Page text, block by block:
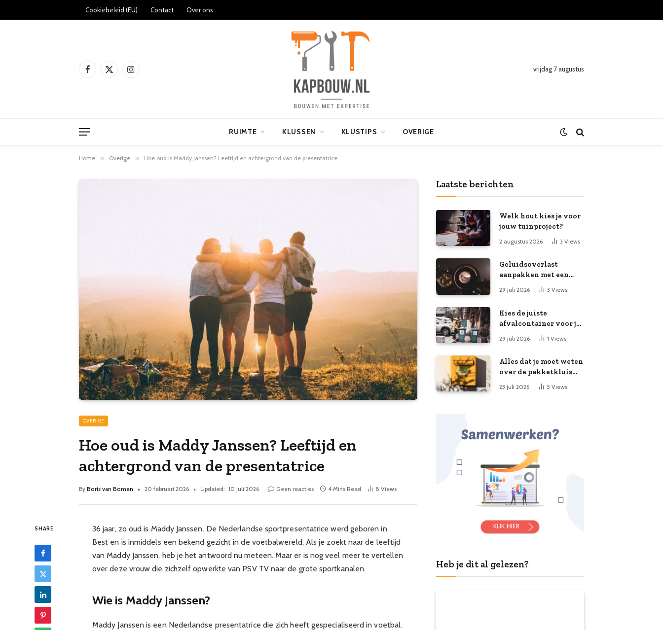
Cookiebeleid (EU) Contact Over ons
Facebook
X
Instagram vrijdag 7 augustus
RUIMTE KLUSSEN KLUSTIPS OVERIGE
Home » Overige » Hoe oud is Maddy Janssen? Leeftijd en achtergrond van de presentatrice
OVERIGE
Hoe oud is Maddy Janssen? Leeftijd en
achtergrond van de presentatrice
By Boris van Bomen 20 februari 2026 Updated: 10 juli 2026 Geen reacties 4 Mins Read 8 Views
SHARE
36 jaar, zo oud is Maddy Janssen. De Nederlandse sportpresentatrice werd geboren in
Best en is inmiddels een bekend gezicht in de voetbalwereld. Als je zoekt naar de leeftijd
van Maddy Janssen, heb je het antwoord nu meteen. Maar er is nog veel meer te vertellen
over deze vrouw die zichzelf opwerkte van PSV TV naar de grote sportkanalen.
Wie is Maddy Janssen?
Maddy Janssen is een Nederlandse presentatrice die zich heeft gespecialiseerd in voetbal.
Laatste berichten
Welk hout kies je voor
jouw tuinproject?
2 augustus 2026 3 Views
Geluidsoverlast
aanpakken met een
slimme meting
29 juli 2026 3 Views
Kies de juiste
afvalcontainer voor je
29 juli 2026 1 Views
Alles dat je moet weten
over de pakketkluis
aan huis: voordelen,
kooptips en belang
23 juli 2026 5 Views
Heb je dit al gelezen?